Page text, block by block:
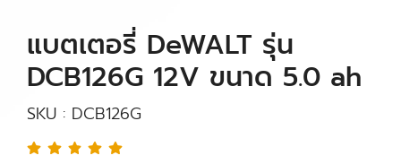
แบตเตอรี่ DeWALT รุ่น
DCB126G 12V ขนาด 5.0 ah
SKU : DCB126G